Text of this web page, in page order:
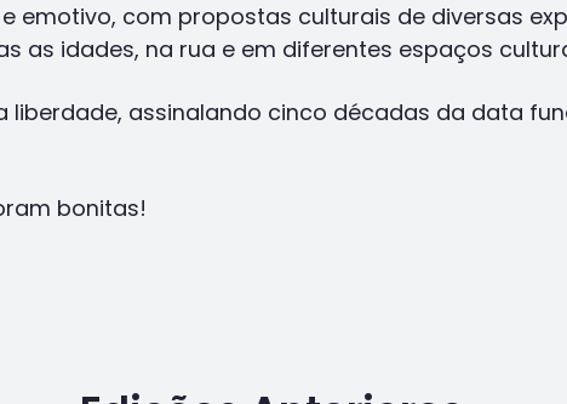
emotivo, com propostas culturais de diversas
as idades, na rua e em diferentes espaços
liberdade, assinalando cinco décadas da data
bonitas!